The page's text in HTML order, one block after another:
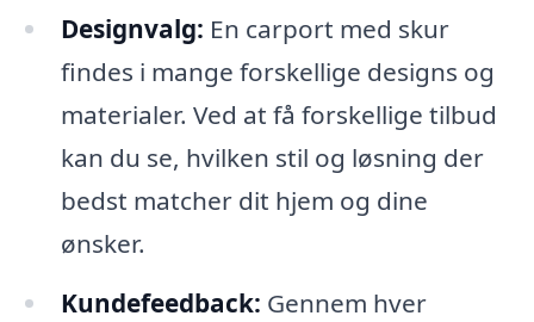
Designvalg: En carport med skur
findes i mange forskellige designs og
materialer. Ved at få forskellige tilbud
kan du se, hvilken stil og løsning der
bedst matcher dit hjem og dine
ønsker.
Kundefeedback: Gennem hver